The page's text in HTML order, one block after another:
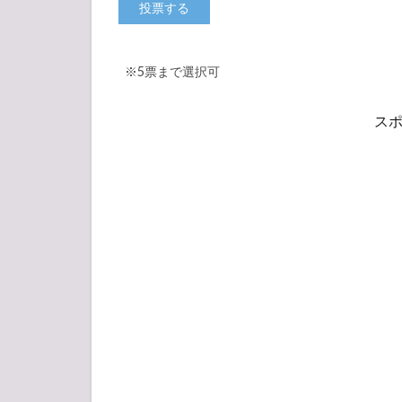
※5票まで選択可
ス